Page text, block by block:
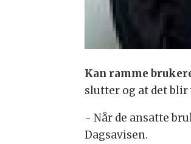
Kan ramme
slutter og at det blir
- Når de ansatte
Dagsavisen.